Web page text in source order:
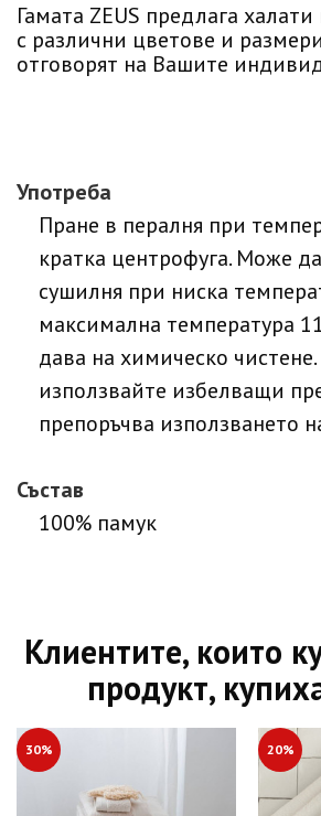
Гамата ZEUS предлага
с различни цветове и
отговорят на Вашите
Употреба
Пране в пералня при
кратка центрофуга. Може
сушилня при ниска
максимална температура
дава на химическо
използвайте избелващи
препоръчва използването
Състав
100% памук
Клиентите, които
продукт,
30% 20%